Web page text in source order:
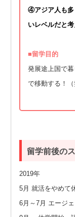
④アジア人も多
いレベルだと
■留学目的
発展途上国で
で移動する！（
留学前後の
2019年
5月 就活をやめて
6月～7月 エージ